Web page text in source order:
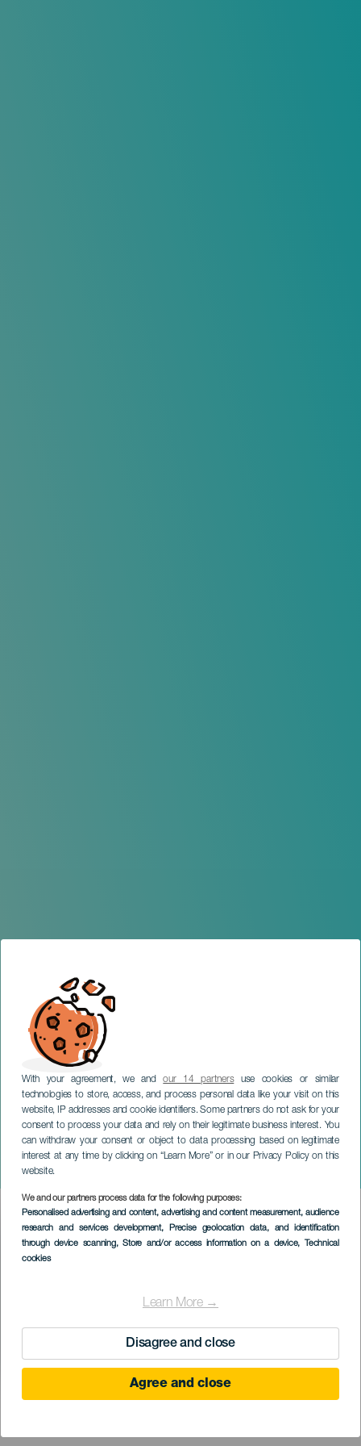
With your agreement, we andour 14 partnersuse cookies or similar
technologies to store, access, and process personal data like your visit on this
website, IP addresses and cookie identifiers. Some partners do not ask for your
consent to process your data and rely on their legitimate business interest. You
can withdraw your consent or object to data processing based on legitimate
interest at any time by clicking on “Learn More” or in our Privacy Policy on this
website.
We and our partners process data for the following purposes:
Personalised advertising and content, advertising and content measurement, audience
research and services development, Precise geolocation data, and identification
through device scanning, Store and/or access information on a device, Technical
cookies
Learn More →
Disagree and close
Agree and close
Nena Daconte na koncertě
LANZAROTE
Imagen
Listado